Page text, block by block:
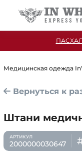
Медицинская одежда
Вернуться к
Штани
2000000030647